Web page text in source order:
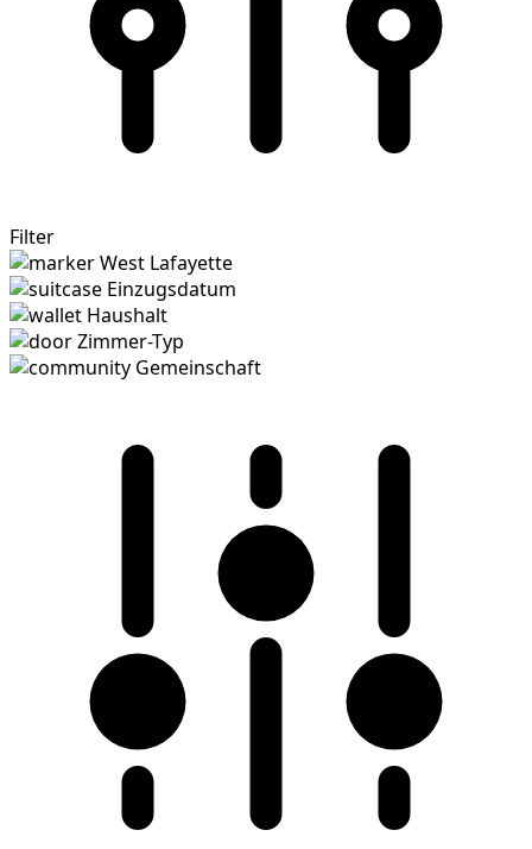
Filter
West Lafayette
Einzugsdatum
Haushalt
Zimmer-Typ
Gemeinschaft